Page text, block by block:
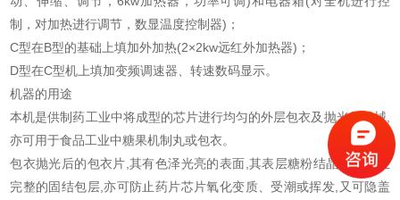
制，对加热进行调节，数显温度控制器)；
C型在B型的基础上填加外加热(2×2kw远红外加热器)；
D型在C型机上填加变频调速器、转速数码显示。
机器的用途
本机是供制药工业中将成型的芯片进行均匀的外层包衣及抛光的机械,
亦可用于食品工业中糖果机制丸或包衣。
包衣抛光后的包衣片,其有色泽光亮的表面,其表层糖粉结晶后所产生
完整的固结包层,亦可防止药片芯片氧化变质、受潮或挥发,又可隐盖